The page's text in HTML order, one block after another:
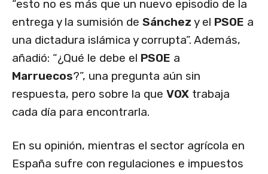
“esto no es más que un nuevo episodio de la
entrega y la sumisión de Sánchez y el PSOE a
una dictadura islámica y corrupta”. Además,
añadió: “¿Qué le debe el PSOE a
Marruecos?”, una pregunta aún sin
respuesta, pero sobre la que VOX trabaja
cada día para encontrarla.
En su opinión, mientras el sector agrícola en
España sufre con regulaciones e impuestos